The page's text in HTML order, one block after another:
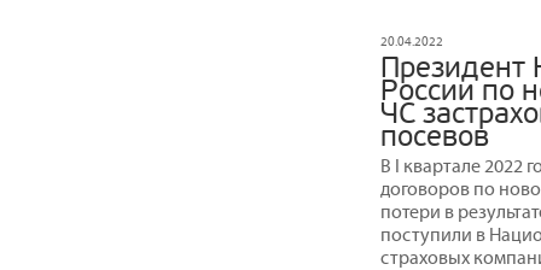
20.04.2022
Президент
России по
ЧС
посевов
В I квартале 2022
договоров по
потери в
поступили в
страховых